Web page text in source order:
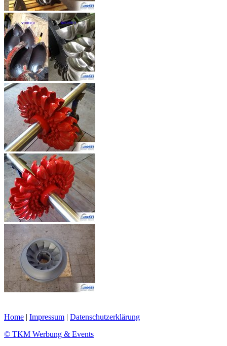
Home | Impressum | Datenschutzerklärung
© TKM Werbung & Events